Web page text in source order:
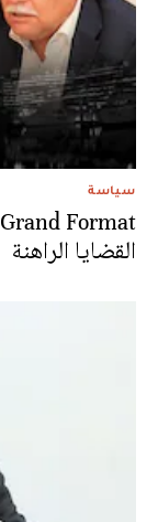
سياسة
القضايا الراهنة